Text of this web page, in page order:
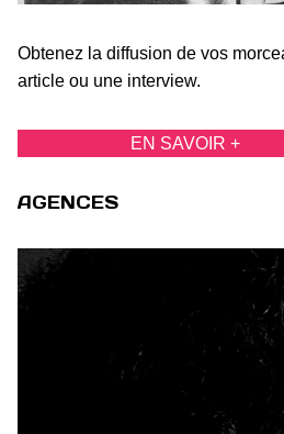
Obtenez la diffusion de vos
article ou une interview.
EN SAVOIR +
AGENCES